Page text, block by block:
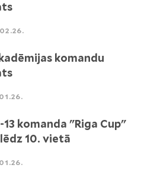
komandu
komanda "Riga Cup"
10. vietā